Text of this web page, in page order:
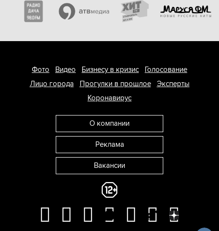
Фото Видео Бизнесу в кризис
Голосование
Лицо города
Прогулки в прошлое
Эксперты
Коронавирус
О компании
Реклама
Вакансии